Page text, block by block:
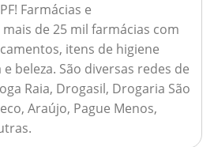
Farmácias e
mais de 25 mil farmácias com
itens de higiene
beleza. São diversas redes de
Raia, Drogasil, Drogaria São
Araújo, Pague Menos,